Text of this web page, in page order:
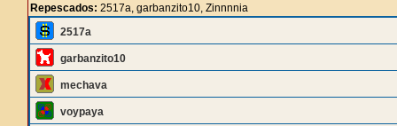
Repescados: 2517a, garbanzito10, Zinnnnia
2517a
garbanzito10
mechava
voypaya